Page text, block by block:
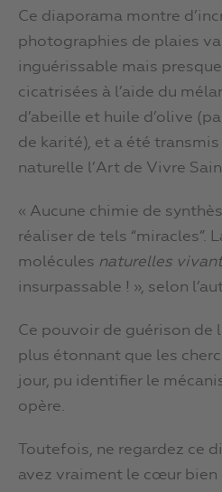
Ce diaporama montre
photographies de plaies
inguérissable mais
cicatrisées à l’aide du
d’abeille et huile d’olive
de karité), et a été
naturelle l’Art de Vivre
« Aucune chimie de
réaliser de tels “miracles”.
molécules naturelles
insurpassable ! », selon
Ce pouvoir de guérison de
plus étonnant que les
jour, pu identifier le
opère.
Toutefois, ne regardez ce
avez vraiment le cœur bien